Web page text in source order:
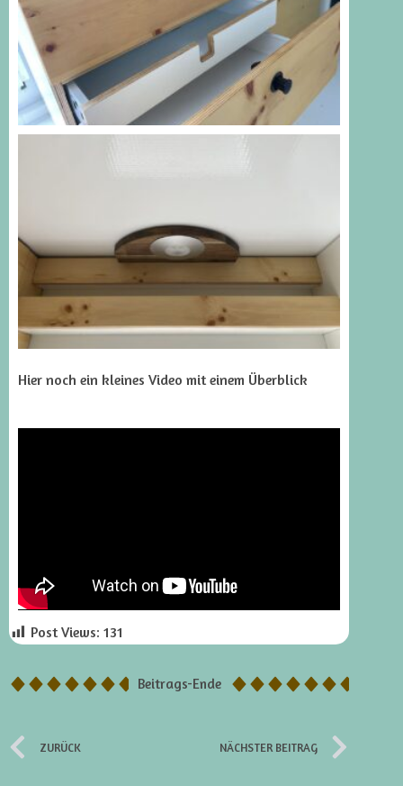
Hier noch ein kleines Video mit einem Überblick
Post Views: 131
Beitrags-Ende
ZURÜCK NÄCHSTER BEITRAG